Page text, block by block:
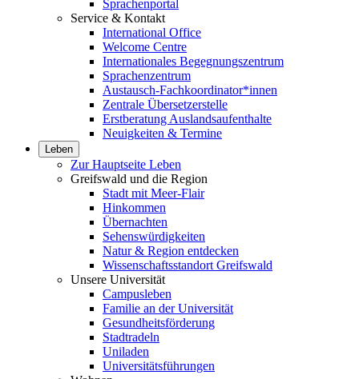
Sprachenportal
Service & Kontakt
International Office
Welcome Centre
Internationales Begegnungszentrum
Sprachenzentrum
Austausch-Fachkoordinator*innen
Zentrale Übersetzerstelle
Erstberatung Auslandsaufenthalte
Neuigkeiten & Termine
Leben
Zur Hauptseite Leben
Greifswald und die Region
Stadt mit Meer-Flair
Hinkommen
Übernachten
Sehenswürdigkeiten
Natur & Region entdecken
Wissenschaftsstandort Greifswald
Unsere Universität
Campusleben
Familie an der Universität
Gesundheitsförderung
Stadtradeln
Uniladen
Universitätsführungen